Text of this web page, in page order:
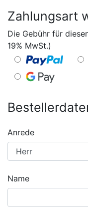
Zahlungsart
Die Gebühr für
19% MwSt.)
Anrede
Name